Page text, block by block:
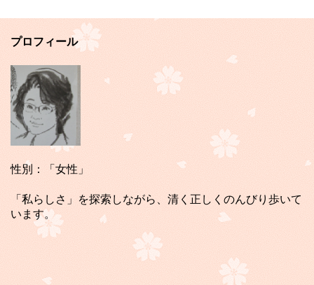
プロフィール
性別：「女性」
「私らしさ」を探索しながら、清く正しくのんびり歩いて
います。